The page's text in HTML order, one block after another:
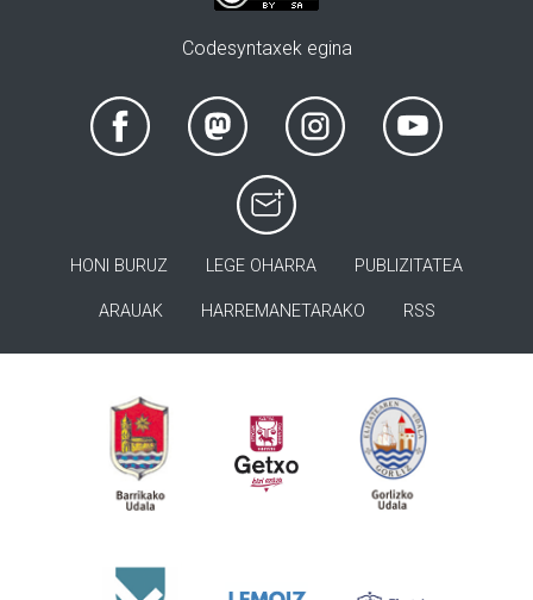
Codesyntaxek egina
HONI BURUZ LEGE OHARRA PUBLIZITATEA
ARAUAK HARREMANETARAKO RSS